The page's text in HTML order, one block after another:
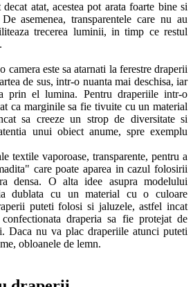
atat, acestea pot arata foarte bine si
asemenea, transparentele care nu au
trecerea luminii, in timp ce restul
este sa atarnati la ferestre draperii
de sus, intr-o nuanta mai deschisa, iar
prin el lumina. Pentru draperiile intr-o
ca marginile sa fie tivuite cu un material
sa creeze un strop de diversitate si
unui obiect anume, spre exemplu
textile vaporoase, transparente, pentru a
care poate aparea in cazul folosirii
densa. O alta idee asupra modelului
dublata cu un material cu o culoare
puteti folosi si jaluzele, astfel incat
draperia sa fie protejat de
Daca nu va plac draperiile atunci puteti
obloanele de lemn.